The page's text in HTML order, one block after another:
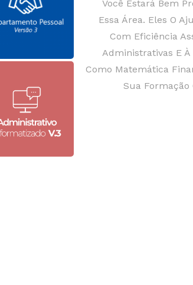
Você Estará Bem
Essa Área. Eles O
Com Eficiência
Administrativas E À
Como Matemática
Sua